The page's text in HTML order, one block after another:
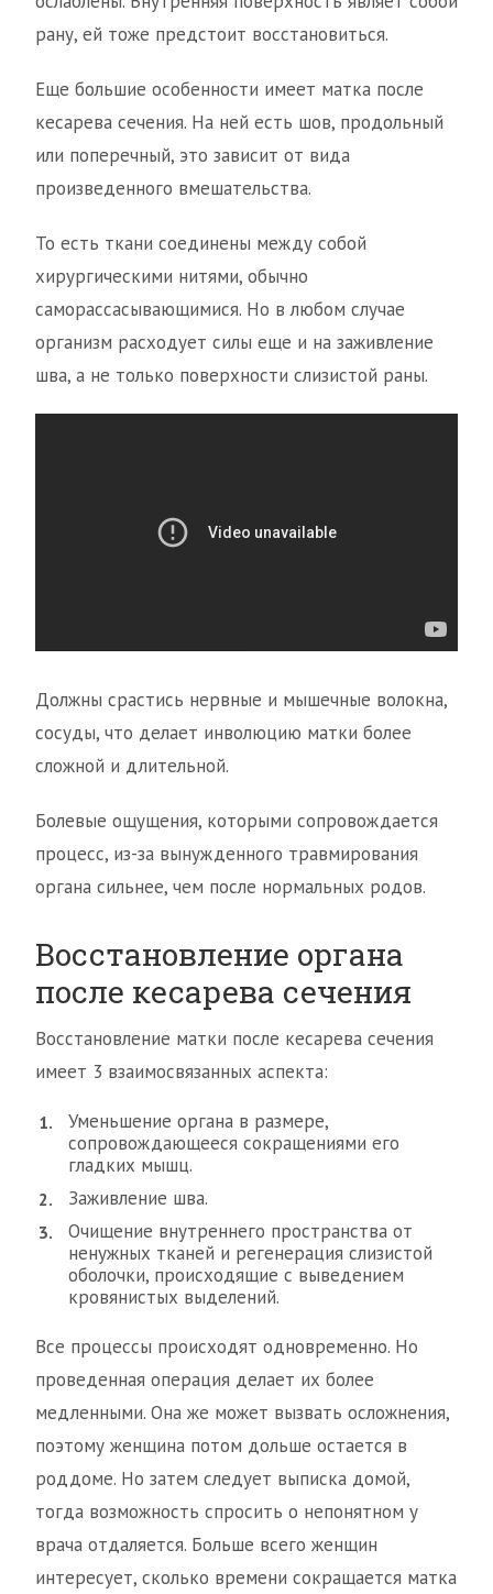
рану, ей тоже предстоит восстановиться.
Еще большие особенности имеет матка после
кесарева сечения. На ней есть шов, продольный
или поперечный, это зависит от вида
произведенного вмешательства.
То есть ткани соединены между собой
хирургическими нитями, обычно
саморассасывающимися. Но в любом случае
организм расходует силы еще и на заживление
шва, а не только поверхности слизистой раны.
Должны срастись нервные и мышечные волокна,
сосуды, что делает инволюцию матки более
сложной и длительной.
Болевые ощущения, которыми сопровождается
процесс, из-за вынужденного травмирования
органа сильнее, чем после нормальных родов.
Восстановление органа
после кесарева сечения
Восстановление матки после кесарева сечения
имеет 3 взаимосвязанных аспекта:
Уменьшение органа в размере,
сопровождающееся сокращениями его
гладких мышц.
Заживление шва.
Очищение внутреннего пространства от
ненужных тканей и регенерация слизистой
оболочки, происходящие с выведением
кровянистых выделений.
Все процессы происходят одновременно. Но
проведенная операция делает их более
медленными. Она же может вызвать осложнения,
поэтому женщина потом дольше остается в
роддоме. Но затем следует выписка домой,
тогда возможность спросить о непонятном у
врача отдаляется. Больше всего женщин
интересует, сколько времени сокращается матка